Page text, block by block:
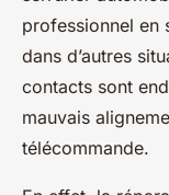
professionnel en
dans d’autres
contacts sont
mauvais
télécommande.